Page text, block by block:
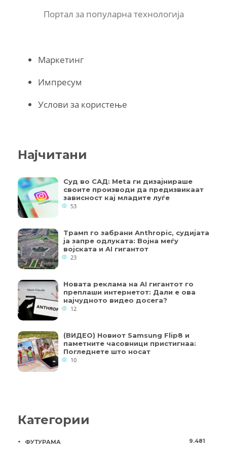
Портал за популарна технологија
Маркетинг
Импресум
Услови за користење
Најчитани
Суд во САД: Meta ги дизајнираше
своите производи да предизвикаат
зависност кај младите луѓе
53
Трамп го забрани Anthropic, судијата
ја запре одлуката: Војна меѓу
војската и AI гигантот
23
Новата реклама на AI гигантот го
преплаши интернетот: Дали е ова
најчудното видео досега?
12
(ВИДЕО) Новиот Samsung Flip8 и
паметните часовници пристигнаа:
Погледнете што носат
10
Категории
ФУТУРАМА 9.481